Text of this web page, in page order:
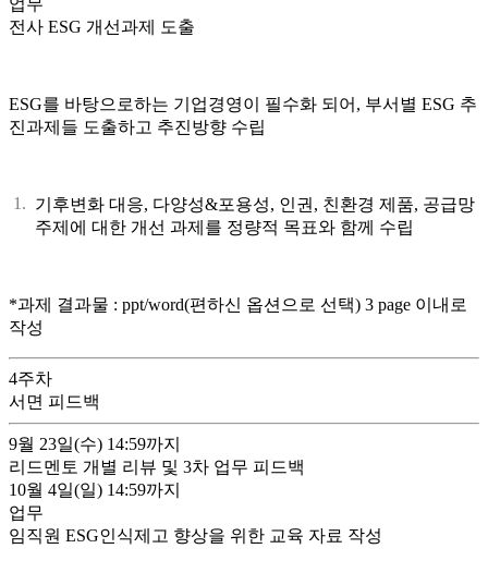
업무
전사 ESG 개선과제 도출
ESG를 바탕으로하는 기업경영이 필수화 되어, 부서별 ESG 추
진과제들 도출하고 추진방향 수립
기후변화 대응, 다양성&포용성, 인권, 친환경 제품, 공급망
주제에 대한 개선 과제를 정량적 목표와 함께 수립
*과제 결과물 : ppt/word(편하신 옵션으로 선택) 3 page 이내로
작성
4주차
서면 피드백
9월 23일(수) 14:59까지
리드멘토 개별 리뷰 및 3차 업무 피드백
10월 4일(일) 14:59까지
업무
임직원 ESG인식제고 향상을 위한 교육 자료 작성